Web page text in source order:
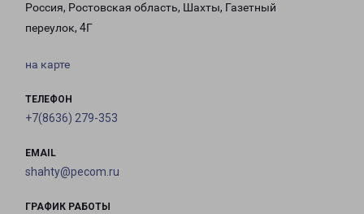
Россия, Ростовская область, Шахты, Газетный
переулок, 4Г
на карте
ТЕЛЕФОН
+7(8636) 279-353
EMAIL
shahty@pecom.ru
ГРАФИК РАБОТЫ